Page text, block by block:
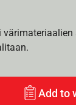
Add to